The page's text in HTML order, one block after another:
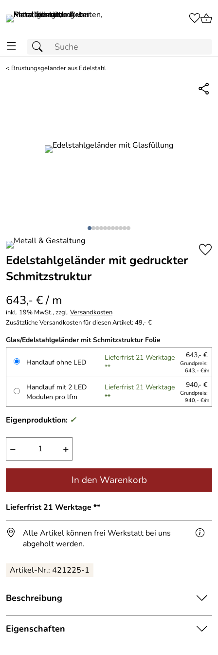
< Brüstungsgeländer aus Edelstahl
Edelstahlgeländer mit gedruckter
Schmitzstruktur
643,- € / m
inkl. 19% MwSt., zzgl.Versandkosten
Zusätzliche Versandkosten für diesen Artikel: 49,- €
Glas/Edelstahlgeländer mit Schmitzstruktur Folie
Handlauf ohne LED
Lieferfrist 21 Werktage
**
643,- €
Grundpreis:
643,- €/m
Handlauf mit 2 LED
Modulen pro lfm
Lieferfrist 21 Werktage
**
940,- €
Grundpreis:
940,- €/m
Eigenproduktion: ✓
− +
In den Warenkorb
Lieferfrist 21 Werktage **
Alle Artikel können frei Werkstatt bei uns
abgeholt werden.
Artikel-Nr.: 421225-1
Beschreibung
Edelstahl Glasgeländer mit Glasfüllung und gedruckter
Schmitzstruktur.
Eigenschaften